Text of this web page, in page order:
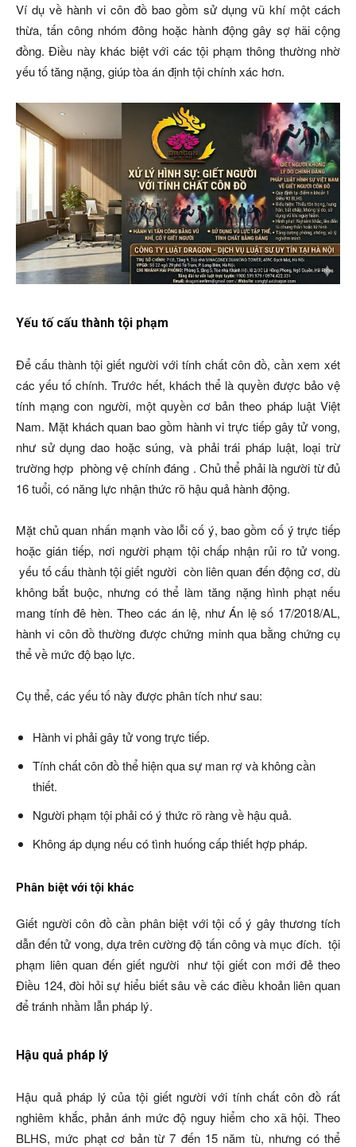
Ví dụ về hành vi côn đồ bao gồm sử dụng vũ khí một cách
thừa, tấn công nhóm đông hoặc hành động gây sợ hãi cộng
đồng. Điều này khác biệt với các tội phạm thông thường nhờ
yếu tố tăng nặng, giúp tòa án định tội chính xác hơn.
Yếu tố cấu thành tội phạm
Để cấu thành tội giết người với tính chất côn đồ, cần xem xét
các yếu tố chính. Trước hết, khách thể là quyền được bảo vệ
tính mạng con người, một quyền cơ bản theo pháp luật Việt
Nam. Mặt khách quan bao gồm hành vi trực tiếp gây tử vong,
như sử dụng dao hoặc súng, và phải trái pháp luật, loại trừ
trường hợp phòng vệ chính đáng . Chủ thể phải là người từ đủ
16 tuổi, có năng lực nhận thức rõ hậu quả hành động.
Mặt chủ quan nhấn mạnh vào lỗi cố ý, bao gồm cố ý trực tiếp
hoặc gián tiếp, nơi người phạm tội chấp nhận rủi ro tử vong.
yếu tố cấu thành tội giết người còn liên quan đến động cơ, dù
không bắt buộc, nhưng có thể làm tăng nặng hình phạt nếu
mang tính đê hèn. Theo các án lệ, như Án lệ số 17/2018/AL,
hành vi côn đồ thường được chứng minh qua bằng chứng cụ
thể về mức độ bạo lực.
Cụ thể, các yếu tố này được phân tích như sau:
Hành vi phải gây tử vong trực tiếp.
Tính chất côn đồ thể hiện qua sự man rợ và không cần
thiết.
Người phạm tội phải có ý thức rõ ràng về hậu quả.
Không áp dụng nếu có tình huống cấp thiết hợp pháp.
Phân biệt với tội khác
Giết người côn đồ cần phân biệt với tội cố ý gây thương tích
dẫn đến tử vong, dựa trên cường độ tấn công và mục đích. tội
phạm liên quan đến giết người như tội giết con mới đẻ theo
Điều 124, đòi hỏi sự hiểu biết sâu về các điều khoản liên quan
để tránh nhầm lẫn pháp lý.
Hậu quả pháp lý
Hậu quả pháp lý của tội giết người với tính chất côn đồ rất
nghiêm khắc, phản ánh mức độ nguy hiểm cho xã hội. Theo
BLHS, mức phạt cơ bản từ 7 đến 15 năm tù, nhưng có thể